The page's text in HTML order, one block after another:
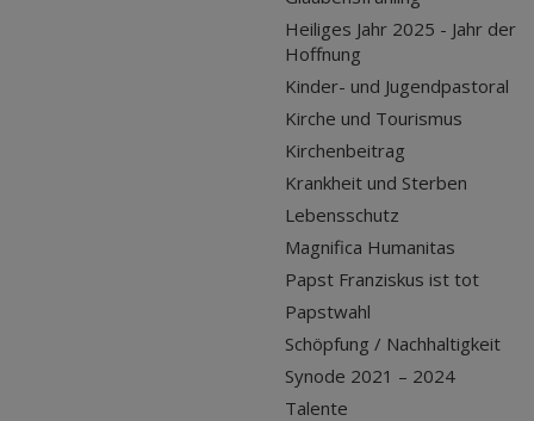
Heiliges Jahr 2025 - Jahr der
Hoffnung
Kinder- und Jugendpastoral
Kirche und Tourismus
Kirchenbeitrag
Krankheit und Sterben
Lebensschutz
Magnifica Humanitas
Papst Franziskus ist tot
Papstwahl
Schöpfung / Nachhaltigkeit
Synode 2021 – 2024
Talente